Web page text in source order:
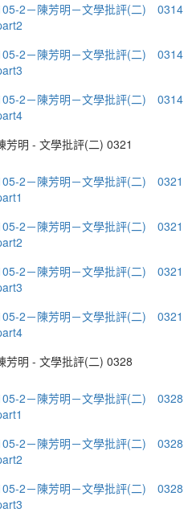
2－陳芳明－文學批評(二) 0314
2－陳芳明－文學批評(二) 0314
2－陳芳明－文學批評(二) 0314
芳明 - 文學批評(二) 0321
2－陳芳明－文學批評(二) 0321
2－陳芳明－文學批評(二) 0321
2－陳芳明－文學批評(二) 0321
2－陳芳明－文學批評(二) 0321
芳明 - 文學批評(二) 0328
2－陳芳明－文學批評(二) 0328
2－陳芳明－文學批評(二) 0328
2－陳芳明－文學批評(二) 0328